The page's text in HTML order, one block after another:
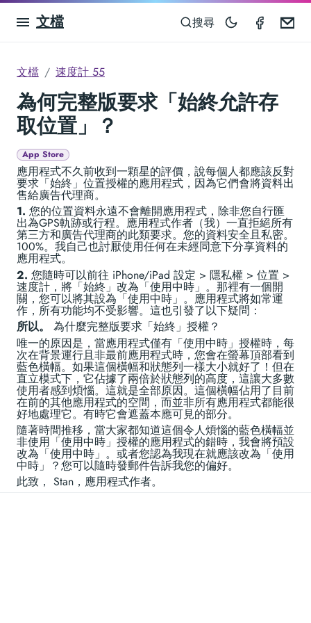
文檔 搜尋
文檔 速度計 55
為何完整版要求「始終允許存
取位置」？
App Store
應用程式不久前收到一顆星的評價，說每個人都應該反對
要求「始終」位置授權的應用程式，因為它們會將資料出
售給廣告代理商。
1. 您的位置資料永遠不會離開應用程式，除非您自行匯
出為GPS軌跡或行程。應用程式作者（我）一直拒絕所有
第三方和廣告代理商的此類要求。您的資料安全且私密。
100%。我自己也討厭使用任何在未經同意下分享資料的
應用程式。
2. 您隨時可以前往 iPhone/iPad 設定 > 隱私權 > 位置 >
速度計，將「始終」改為「使用中時」。那裡有一個開
關，您可以將其設為「使用中時」。應用程式將如常運
作，所有功能均不受影響。這也引發了以下疑問：
所以。
為什麼完整版要求「始終」授權？
唯一的原因是，當應用程式僅有「使用中時」授權時，每
次在背景運行且非最前應用程式時，您會在螢幕頂部看到
藍色橫幅。如果這個橫幅和狀態列一樣大小就好了！但在
直立模式下，它佔據了兩倍於狀態列的高度，這讓大多數
使用者感到煩惱。這就是全部原因。這個橫幅佔用了目前
在前的其他應用程式的空間，而並非所有應用程式都能很
好地處理它。有時它會遮蓋本應可見的部分。
隨著時間推移，當大家都知道這個令人煩惱的藍色橫幅並
非使用「使用中時」授權的應用程式的錯時，我會將預設
改為「使用中時」。或者您認為我現在就應該改為「使用
中時」？您可以隨時發郵件告訴我您的偏好。
此致， Stan，應用程式作者。